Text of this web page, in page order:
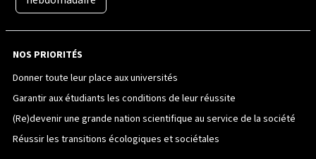
NOS PRIORITÉS
Donner toute leur place aux universités
Garantir aux étudiants les conditions de leur réussite
(Re)devenir une grande nation scientifique au service de la société
Réussir les transitions écologiques et sociétales